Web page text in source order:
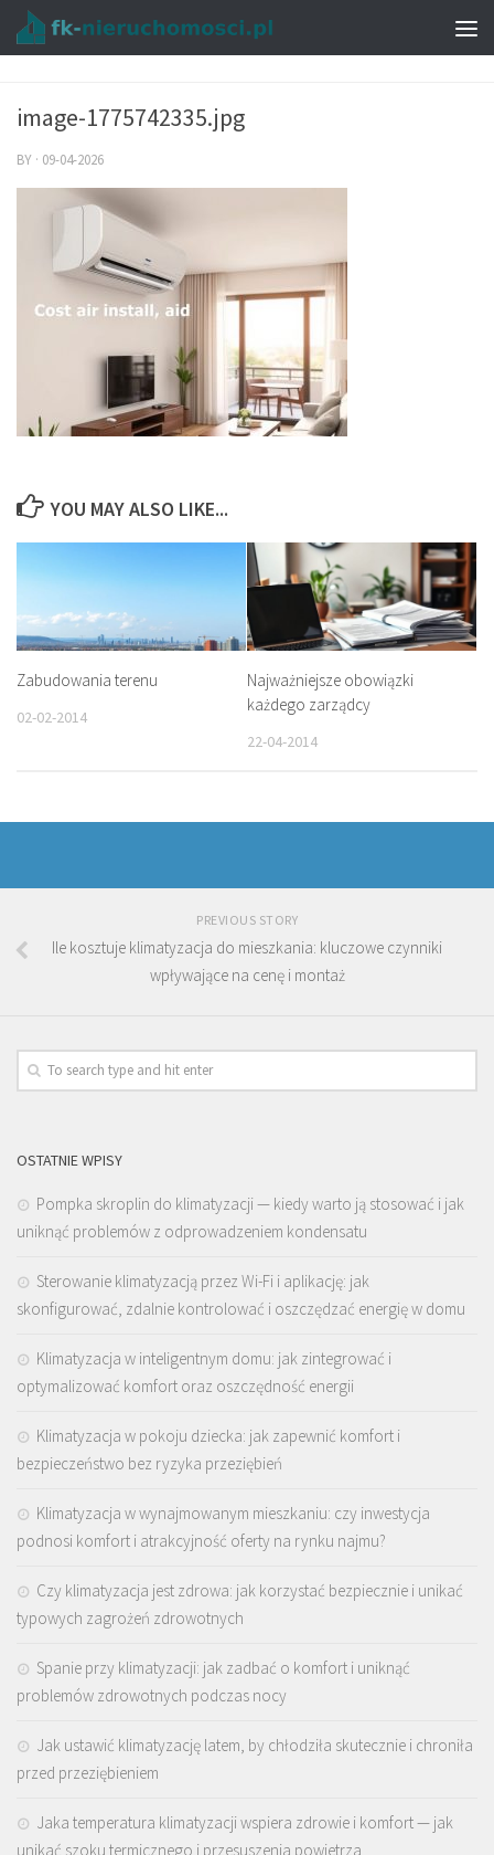
image-1775742335.jpg
BY · 09-04-2026
YOU MAY ALSO LIKE...
Zabudowania terenu
02-02-2014
Najważniejsze obowiązki
każdego zarządcy
22-04-2014
PREVIOUS STORY
Ile kosztuje klimatyzacja do mieszkania: kluczowe czynniki
wpływające na cenę i montaż
OSTATNIE WPISY
Pompka skroplin do klimatyzacji — kiedy warto ją stosować i jak
uniknąć problemów z odprowadzeniem kondensatu
Sterowanie klimatyzacją przez Wi-Fi i aplikację: jak
skonfigurować, zdalnie kontrolować i oszczędzać energię w domu
Klimatyzacja w inteligentnym domu: jak zintegrować i
optymalizować komfort oraz oszczędność energii
Klimatyzacja w pokoju dziecka: jak zapewnić komfort i
bezpieczeństwo bez ryzyka przeziębień
Klimatyzacja w wynajmowanym mieszkaniu: czy inwestycja
podnosi komfort i atrakcyjność oferty na rynku najmu?
Czy klimatyzacja jest zdrowa: jak korzystać bezpiecznie i unikać
typowych zagrożeń zdrowotnych
Spanie przy klimatyzacji: jak zadbać o komfort i uniknąć
problemów zdrowotnych podczas nocy
Jak ustawić klimatyzację latem, by chłodziła skutecznie i chroniła
przed przeziębieniem
Jaka temperatura klimatyzacji wspiera zdrowie i komfort — jak
unikać szoku termicznego i przesuszenia powietrza